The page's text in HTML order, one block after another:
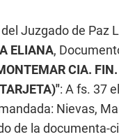
Juzgado de Paz
ELIANA,
CIA.
: A fs. 37
Nievas,
de la documenta-